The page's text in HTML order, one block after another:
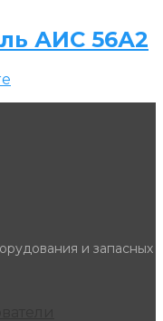
АИС 56А2
и запасных